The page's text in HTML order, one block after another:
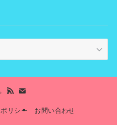
リシー お問い合わせ